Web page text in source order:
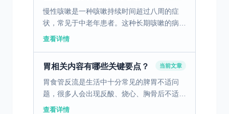
慢性咳嗽是一种咳嗽持续时间超过八周的症
状，常见于中老年患者。这种长期咳嗽的病因
可以是多种多样的，比如慢性支气管炎，患者
查看详情
胃相关内容有哪些关键要点？ 当前文章
胃食管反流是生活中十分常见的脾胃不适问
题，很多人会出现反酸、烧心、胸骨后不适、
咽喉异物感等症状，看似是小毛病，却会反复
查看详情